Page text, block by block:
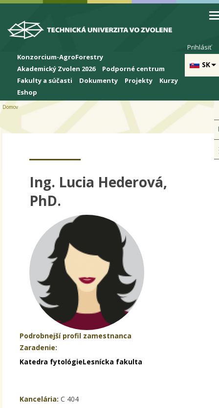
Skip to cookies
Skip to navigation
Skočiť na hlavný obsah
SK
Prihlásiť
Konzorcium-AgroForestry
Akademický Zvolen 2026
Podporné centrum
Fakulty a súčasti
Dokumenty Projekty
Kurzy
Eshop
Domov
Ing. Lucia Hederová,
PhD.
Podrobnejší profil zamestnanca
Zaradenie:
Katedra fytológieLesnícka fakulta
Kancelária: C 404